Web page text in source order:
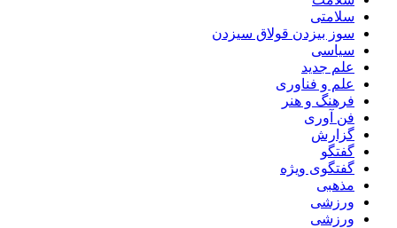
سلامتی
سوز بیزدن قولاق سیزدن
سیاسی
علم جدید
علم و فناوری
فرهنگ و هنر
فن آوری
گزارش
گفتگو
گفتگوی ویژه
مذهبی
ورزشی
ورزشی